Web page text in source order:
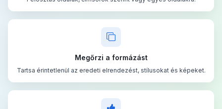
Megőrzi a formázást
Tartsa érintetlenül az eredeti elrendezést, stílusokat és képeket.